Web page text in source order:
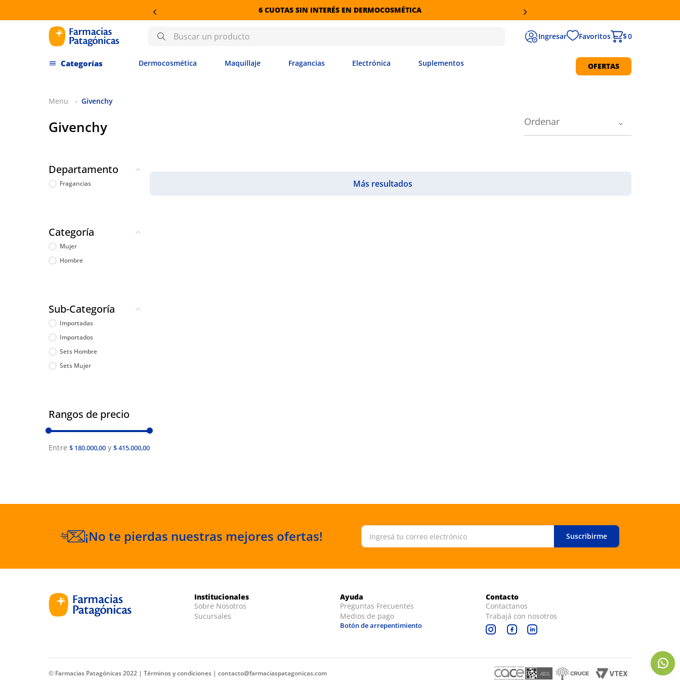
6 CUOTAS SIN INTERÉS EN DERMOCOSMÉTICA
Buscar un producto Favoritos $ 0
Dermocosmética Maquillaje Fragancias Electrónica Suplementos OFERTAS
Givenchy
Givenchy
Departamento
Fragancias
Categoría
Mujer
Hombre
Sub-Categoría
Importadas
Importados
Sets Hombre
Sets Mujer
Rangos de precio
$ 180.000,00 $ 415.000,00
¡No te pierdas nuestras mejores ofertas! Suscribirme
Institucionales
Sobre Nosotros
Sucursales
Ayuda
Preguntas Frecuentes
Medios de pago
Botón de arrepentimiento
Contacto
Contactanos
Trabajá con nosotros
© Farmacias Patagónicas 2022 | Términos y condiciones | contacto@farmaciaspatagonicas.com